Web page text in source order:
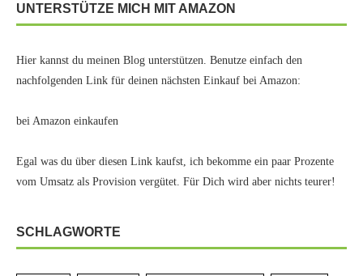
UNTERSTÜTZE MICH MIT AMAZON
Hier kannst du meinen Blog unterstützen. Benutze einfach den
nachfolgenden Link für deinen nächsten Einkauf bei Amazon:
bei Amazon einkaufen
Egal was du über diesen Link kaufst, ich bekomme ein paar Prozente
vom Umsatz als Provision vergütet. Für Dich wird aber nichts teurer!
SCHLAGWORTE